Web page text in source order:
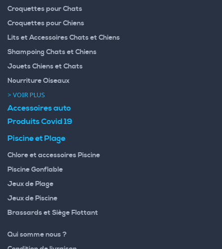
Croquettes pour Chats
Croquettes pour Chiens
Lits et Accessoires Chats et Chiens
Shampoing Chats et Chiens
Jouets Chiens et Chats
Nourriture Oiseaux
> VOIR PLUS
Accessoires auto
Produits Covid 19
Piscine et Plage
Chlore et accessoires Piscine
Piscine Gonflable
Jeux de Plage
Jeux de Piscine
Brassards et Siège Flottant
Qui somme nous ?